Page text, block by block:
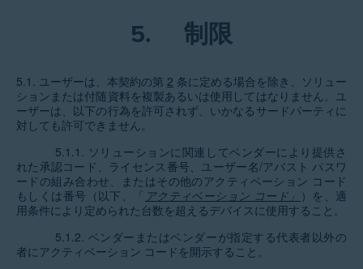
5. 制限
5.1. ユーザーは、本契約の第 2 条に定める場合を除き、ソリュー
ションまたは付随資料を複製あるいは使用してはなりません。ユ
ーザーは、以下の行為を許可されず、いかなるサードパーティに
対しても許可できません。
5.1.1. ソリューションに関連してベンダーにより提供さ
れた承認コード、ライセンス番号、ユーザー名/アバスト パスワ
ードの組み合わせ、またはその他のアクティベーション コード
もしくは番号（以下、「 アクティベーション コード」 ）を、適
用条件により定められた台数を超えるデバイスに使用すること。
5.1.2. ベンダーまたはベンダーが指定する代表者以外の
者にアクティベーション コードを開示すること。